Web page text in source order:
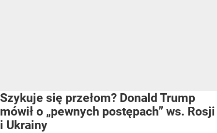
Szykuje się przełom? Donald Trump
mówił o „pewnych postępach” ws. Rosji
i Ukrainy